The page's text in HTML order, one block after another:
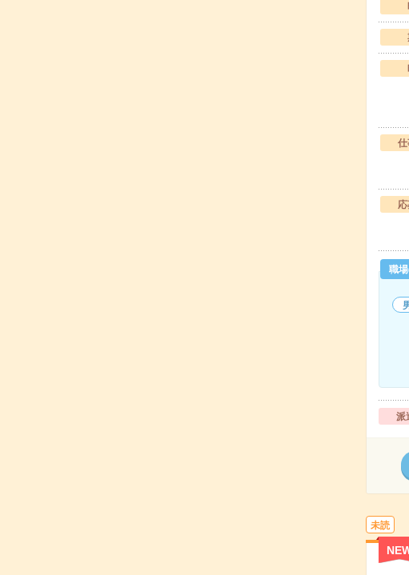
職
派
未読